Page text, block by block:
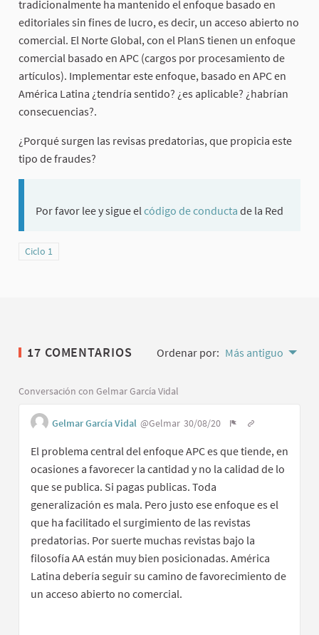
tradicionalmente ha mantenido el enfoque basado en
editoriales sin fines de lucro, es decir, un acceso abierto no
comercial. El Norte Global, con el PlanS tienen un enfoque
comercial basado en APC (cargos por procesamiento de
artículos). Implementar este enfoque, basado en APC en
América Latina ¿tendría sentido? ¿es aplicable? ¿habrían
consecuencias?.
¿Porqué surgen las revisas predatorias, que propicia este
tipo de fraudes?
Por favor lee y sigue elcódigo de conducta de la Red
Ciclo 1
17 COMENTARIOS Ordenar por: Más antiguo
Conversación con Gelmar García Vidal
Gelmar García Vidal @Gelmar 30/08/20
El problema central del enfoque APC es que tiende, en
ocasiones a favorecer la cantidad y no la calidad de lo
que se publica. Si pagas publicas. Toda
generalización es mala. Pero justo ese enfoque es el
que ha facilitado el surgimiento de las revistas
predatorias. Por suerte muchas revistas bajo la
filosofía AA están muy bien posicionadas. América
Latina debería seguir su camino de favorecimiento de
un acceso abierto no comercial.